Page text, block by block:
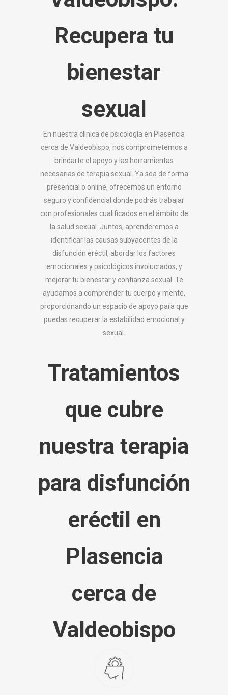
Recupera tu
bienestar
sexual
En nuestra clínica de psicología en Plasencia
cerca de Valdeobispo, nos comprometemos a
brindarte el apoyo y las herramientas
necesarias de terapia sexual. Ya sea de forma
presencial o online, ofrecemos un entorno
seguro y confidencial donde podrás trabajar
con profesionales cualificados en el ámbito de
la salud sexual. Juntos, aprenderemos a
identificar las causas subyacentes de la
disfunción eréctil, abordar los factores
emocionales y psicológicos involucrados, y
mejorar tu bienestar y confianza sexual. Te
ayudamos a comprender tu cuerpo y mente,
proporcionando un espacio de apoyo para que
puedas recuperar la estabilidad emocional y
sexual.
Tratamientos
que cubre
nuestra terapia
para disfunción
eréctil en
Plasencia
cerca de
Valdeobispo